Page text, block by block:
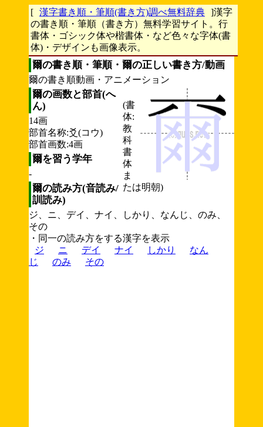
[ 漢字書き順・筆順(書き方)調べ無料辞典 ]漢字
の書き順・筆順（書き方）無料学習サイト。行
書体・ゴシック体や楷書体・など色々な字体(書
体)・デザインも画像表示。
爾の書き順・筆順・爾の正しい書き方/動画
爾の書き順動画・アニメーション
(書
体:
教
科
書
体
ま
たは明朝)
爾の画数と部首(へ
ん)
14画
部首名称:爻(コウ)
部首画数:4画
爾を習う学年
-
爾の読み方(音読み/
訓読み)
ジ、ニ、デイ、ナイ、しかり、なんじ、のみ、
その
・同一の読み方をする漢字を表示
ジ
ニ デイ ナイ しかり
なん
じ
のみ その